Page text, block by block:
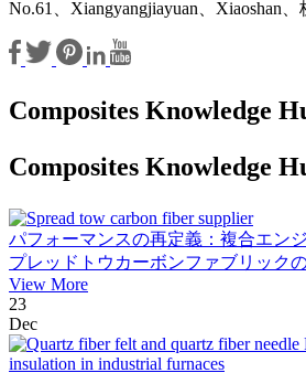
No.61、Xiangyangjiayuan、Xiaoshan
Composites Knowledge
Composites Knowledge
パフォーマンスの再定義：複合エン
プレッドトウカーボンファブリック
View More
23
Dec